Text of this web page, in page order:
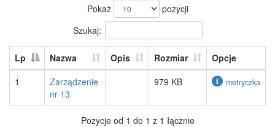
Pokaż
pozycji
Szukaj:
Lp Nazwa Opis Rozmiar
Opcje
1
Zarządzenie
nr 13
979 KB metryczka
Pozycje od 1 do 1 z 1 łącznie